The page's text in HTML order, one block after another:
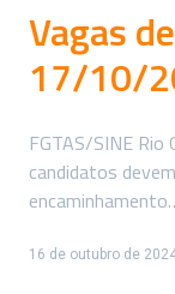
Vagas
17/10/
FGTAS/SINE
candidatos
16 de outubro de